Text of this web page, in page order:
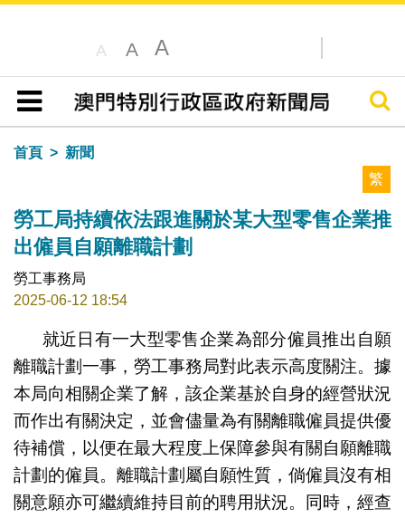
A A A
目錄
搜尋
首頁
新聞
繁
勞工局持續依法跟進關於某大型零售企業推
出僱員自願離職計劃
勞工事務局
2025-06-12 18:54
就近日有一大型零售企業為部分僱員推出自願
離職計劃一事，勞工事務局對此表示高度關注。據
本局向相關企業了解，該企業基於自身的經營狀況
而作出有關決定，並會儘量為有關離職僱員提供優
待補償，以便在最大程度上保障參與有關自願離職
計劃的僱員。離職計劃屬自願性質，倘僱員沒有相
關意願亦可繼續維持目前的聘用狀況。同時，經查